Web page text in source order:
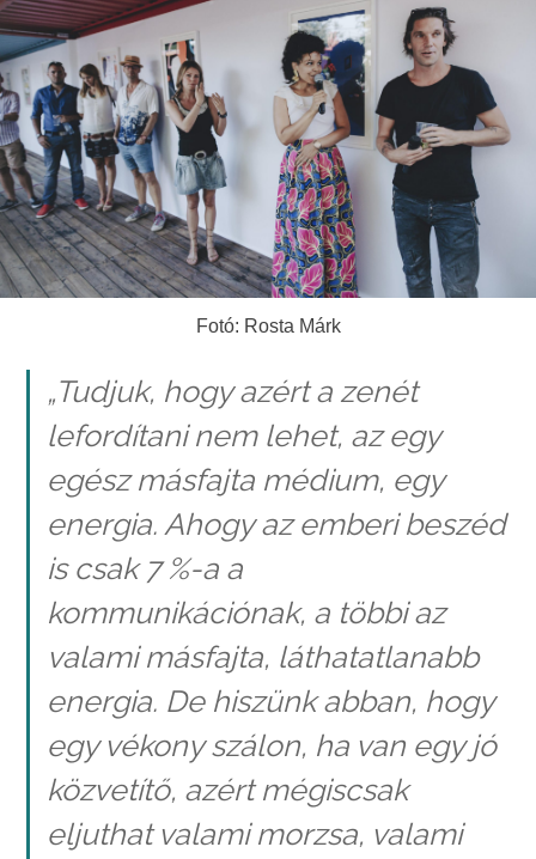
Fotó: Rosta Márk
„Tudjuk, hogy azért a zenét
lefordítani nem lehet, az egy
egész másfajta médium, egy
energia. Ahogy az emberi beszéd
is csak 7 %-a a
kommunikációnak, a többi az
valami másfajta, láthatatlanabb
energia. De hiszünk abban, hogy
egy vékony szálon, ha van egy jó
közvetítő, azért mégiscsak
eljuthat valami morzsa, valami